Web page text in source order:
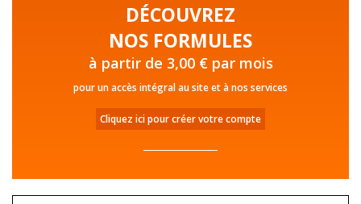
DÉCOUVREZ
NOS FORMULES
à partir de 3,00 € par mois
pour un accès intégral au site et à nos services
Cliquez ici pour créer votre compte